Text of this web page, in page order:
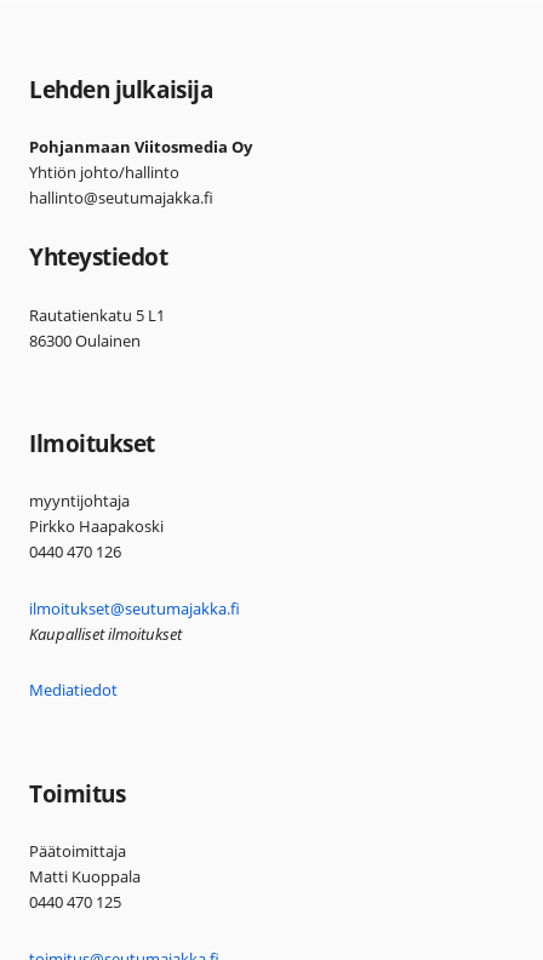
Lehden julkaisija
Pohjanmaan Viitosmedia Oy
Yhtiön johto/hallinto
hallinto@seutumajakka.fi
Yhteystiedot
Rautatienkatu 5 L1
86300 Oulainen
Ilmoitukset
myyntijohtaja
Pirkko Haapakoski
0440 470 126
ilmoitukset@seutumajakka.fi
Kaupalliset ilmoitukset
Mediatiedot
Toimitus
Päätoimittaja
Matti Kuoppala
0440 470 125